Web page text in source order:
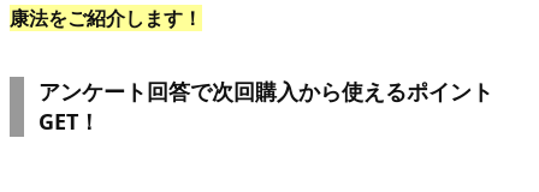
康法をご紹介します！
アンケート回答で次回購入から使えるポイント
GET！